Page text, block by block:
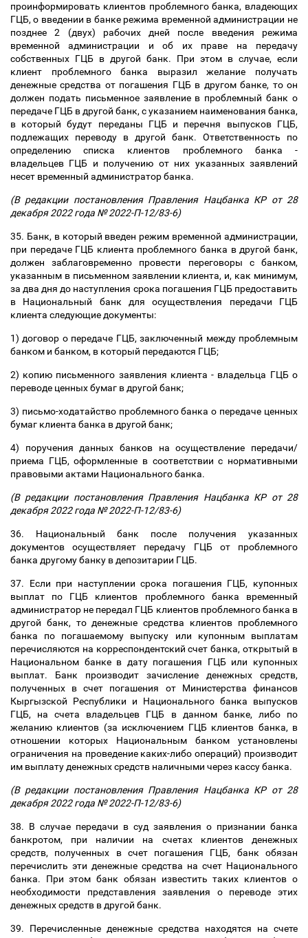
проинформировать клиентов проблемного банка, владеющих
ГЦБ, о введении в банке режима временной администрации не
позднее 2 (двух) рабочих дней после введения режима
временной администрации и об их праве на передачу
собственных ГЦБ в другой банк. При этом в случае, если
клиент проблемного банка выразил желание получать
денежные средства от погашения ГЦБ в другом банке, то он
должен подать письменное заявление в проблемный банк о
передаче ГЦБ в другой банк, с указанием наименования банка,
в который будут переданы ГЦБ и перечня выпусков ГЦБ,
подлежащих переводу в другой банк. Ответственность по
определению списка клиентов проблемного банка -
владельцев ГЦБ и получению от них указанных заявлений
несет временный администратор банка.
(В редакции постановления Правления Нацбанка КР от 28
декабря 2022 года № 2022-П-12/83-6)
35. Банк, в который введен режим временной администрации,
при передаче ГЦБ клиента проблемного банка в другой банк,
должен заблаговременно провести переговоры с банком,
указанным в письменном заявлении клиента, и, как минимум,
за два дня до наступления срока погашения ГЦБ предоставить
в Национальный банк для осуществления передачи ГЦБ
клиента следующие документы:
1) договор о передаче ГЦБ, заключенный между проблемным
банком и банком, в который передаются ГЦБ;
2) копию письменного заявления клиента - владельца ГЦБ о
переводе ценных бумаг в другой банк;
3) письмо-ходатайство проблемного банка о передаче ценных
бумаг клиента банка в другой банк;
4) поручения данных банков на осуществление передачи/
приема ГЦБ, оформленные в соответствии с нормативными
правовыми актами Национального банка.
(В редакции постановления Правления Нацбанка КР от 28
декабря 2022 года № 2022-П-12/83-6)
36. Национальный банк после получения указанных
документов осуществляет передачу ГЦБ от проблемного
банка другому банку в депозитарии ГЦБ.
37. Если при наступлении срока погашения ГЦБ, купонных
выплат по ГЦБ клиентов проблемного банка временный
администратор не передал ГЦБ клиентов проблемного банка в
другой банк, то денежные средства клиентов проблемного
банка по погашаемому выпуску или купонным выплатам
перечисляются на корреспондентский счет банка, открытый в
Национальном банке в дату погашения ГЦБ или купонных
выплат. Банк производит зачисление денежных средств,
полученных в счет погашения от Министерства финансов
Кыргызской Республики и Национального банка выпусков
ГЦБ, на счета владельцев ГЦБ в данном банке, либо по
желанию клиентов (за исключением ГЦБ клиентов банка, в
отношении которых Национальным банком установлены
ограничения на проведение каких-либо операций) производит
им выплату денежных средств наличными через кассу банка.
(В редакции постановления Правления Нацбанка КР от 28
декабря 2022 года № 2022-П-12/83-6)
38. В случае передачи в суд заявления о признании банка
банкротом, при наличии на счетах клиентов денежных
средств, полученных в счет погашения ГЦБ, банк обязан
перечислить эти денежные средства на счет Национального
банка. При этом банк обязан известить таких клиентов о
необходимости представления заявления о переводе этих
денежных средств в другой банк.
39. Перечисленные денежные средства находятся на счете